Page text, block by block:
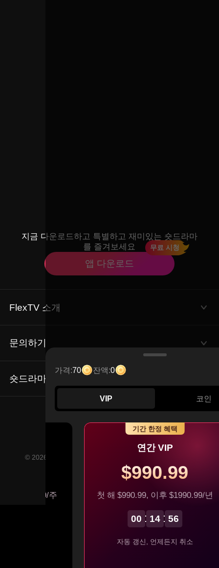
가격:70 잔액:0
VIP 코인
후 $200.99/주
기간 한정 혜택
연간 VIP
$990.99
첫 해 $990.99, 이후 $1990.99/년
00 14 56
자동 갱신, 언제든지 취소
지금 다운로드하고 특별하고 재미있는 숏드라마
를 즐겨보세요
앱 다운로드
무료 시청
FlexTV 소개
이용약관
개인정보 처리방침
회사 소개
문의하기
Email: service@flextv.cc
숏드라마
커뮤니티
© 2026 FlexTV, All Rights Reserved YUDER PTE. LTD.